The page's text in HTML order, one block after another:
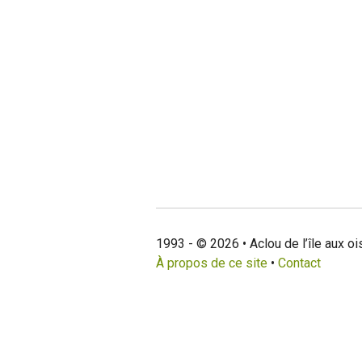
1993 - © 2026 • Aclou de l’île aux
À propos de ce site • Contact